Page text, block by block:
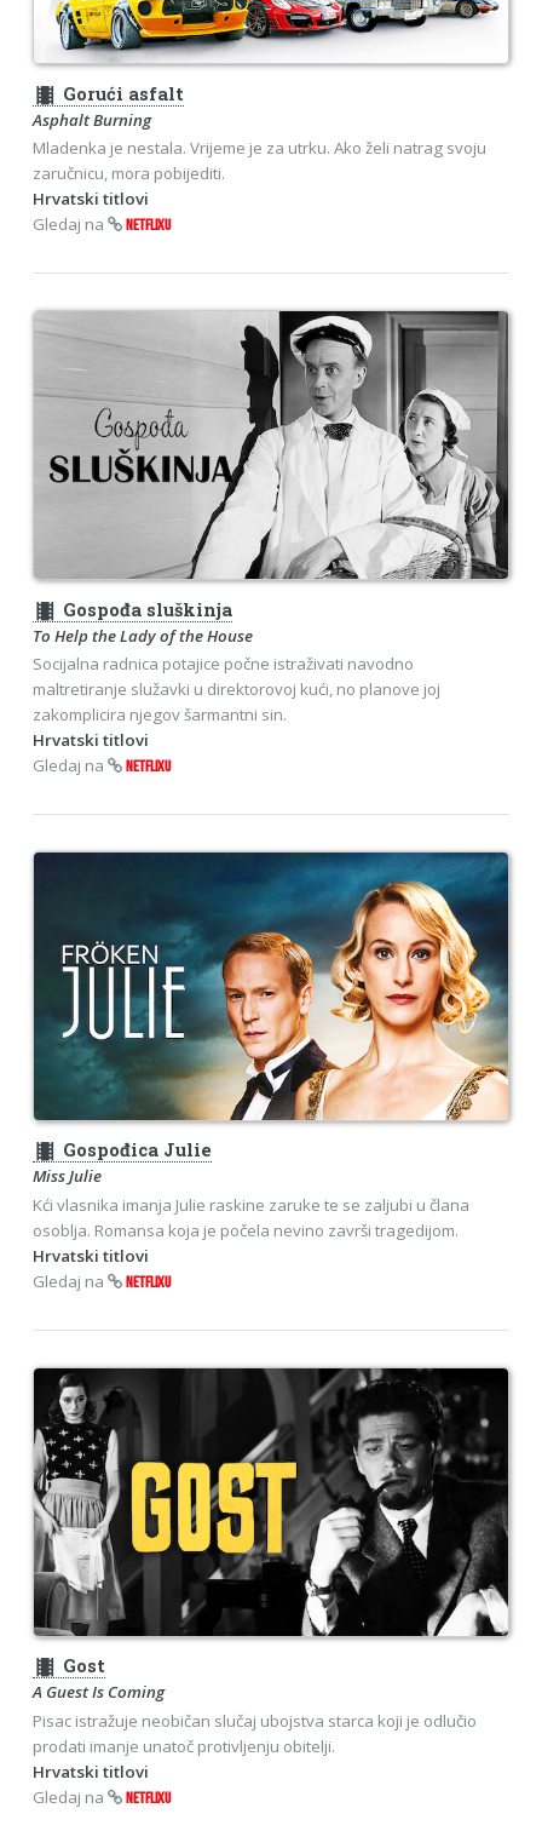
theaters Gorući asfalt
Asphalt Burning
Mladenka je nestala. Vrijeme je za utrku. Ako želi natrag svoju
zaručnicu, mora pobijediti.
Hrvatski titlovi
Gledaj na
NETFLIXU
theaters Gospođa sluškinja
To Help the Lady of the House
Socijalna radnica potajice počne istraživati navodno
maltretiranje služavki u direktorovoj kući, no planove joj
zakomplicira njegov šarmantni sin.
Hrvatski titlovi
Gledaj na
NETFLIXU
theaters Gospođica Julie
Miss Julie
Kći vlasnika imanja Julie raskine zaruke te se zaljubi u člana
osoblja. Romansa koja je počela nevino završi tragedijom.
Hrvatski titlovi
Gledaj na
NETFLIXU
theaters Gost
A Guest Is Coming
Pisac istražuje neobičan slučaj ubojstva starca koji je odlučio
prodati imanje unatoč protivljenju obitelji.
Hrvatski titlovi
Gledaj na
NETFLIXU